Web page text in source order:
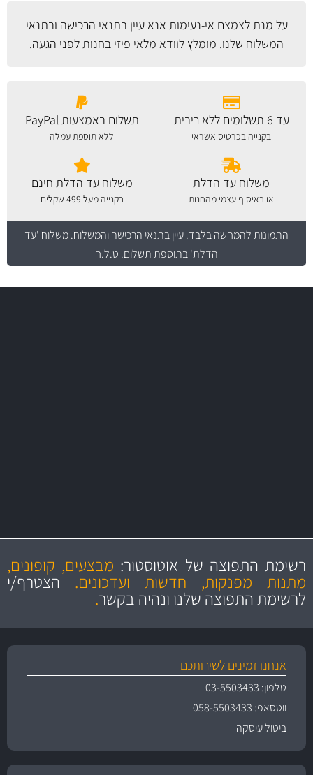
על מנת לצמצם אי-נעימות אנא עייןבתנאי הרכישה ובתנאי
המשלוח שלנו. מומלץ לוודא מלאי פיזי בחנות לפני הגעה.
עד 6 תשלומים ללא ריבית
בקנייה בכרטיס אשראי
תשלום באמצעות PayPal
ללא תוספת עמלה
משלוח עד הדלת
או באיסוף עצמי מהחנות
משלוח עד הדלת חינם
בקנייה מעל 499 שקלים
התמונות להמחשה בלבד.עיין בתנאי הרכישה והמשלוח. משלוח 'עד
הדלת' בתוספת תשלום. ט.ל.ח
מקצועיות
ושירות מצויין
מחירים
הוגנים
והיצע מוצרים איכותירשימת התפוצה של אוטוסטור: מבצעים, קופונים,
מתנות מפנקות, חדשות ועדכונים.הצטרף/י
לרשימת התפוצה שלנו ונהיה בקשר.
אנחנו זמינים לשירותכם
טלפון: 03-5503433
ווטסאפ: 058-5503433
ביטול עיסקה